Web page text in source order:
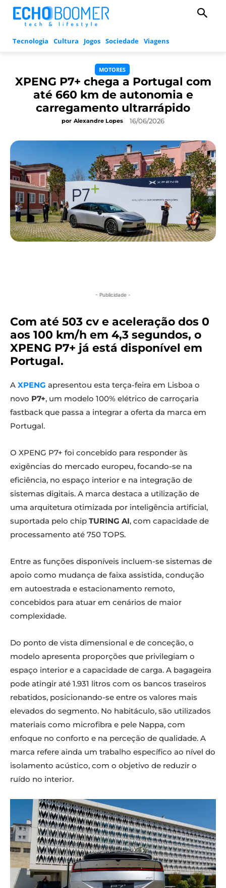
Tecnologia Cultura Jogos Sociedade Viagens
MOTORES
XPENG P7+ chega a Portugal com
até 660 km de autonomia e
carregamento ultrarrápido
por Alexandre Lopes 16/06/2026
- Publicidade -
Com até 503 cv e aceleração dos 0
aos 100 km/h em 4,3 segundos, o
XPENG P7+ já está disponível em
Portugal.
A XPENG apresentou esta terça-feira em Lisboa o
novo P7+, um modelo 100% elétrico de carroçaria
fastback que passa a integrar a oferta da marca em
Portugal.
O XPENG P7+ foi concebido para responder às
exigências do mercado europeu, focando-se na
eficiência, no espaço interior e na integração de
sistemas digitais. A marca destaca a utilização de
uma arquitetura otimizada por inteligência artificial,
suportada pelo chip TURING AI, com capacidade de
processamento até 750 TOPS.
Entre as funções disponíveis incluem-se sistemas de
apoio como mudança de faixa assistida, condução
em autoestrada e estacionamento remoto,
concebidos para atuar em cenários de maior
complexidade.
Do ponto de vista dimensional e de conceção, o
modelo apresenta proporções que privilegiam o
espaço interior e a capacidade de carga. A bagageira
pode atingir até 1.931 litros com os bancos traseiros
rebatidos, posicionando-se entre os valores mais
elevados do segmento. No habitáculo, são utilizados
materiais como microfibra e pele Nappa, com
enfoque no conforto e na perceção de qualidade. A
marca refere ainda um trabalho específico ao nível do
isolamento acústico, com o objetivo de reduzir o
ruído no interior.